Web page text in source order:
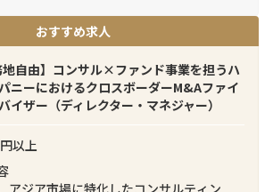
おすすめ求人
地自由】コンサル×ファンド事業を担うハ
ニーにおけるクロスボーダーM&Aファイ
イザー（ディレクター・マネジャー）
以上
アジア市場に特化したコンサルティン